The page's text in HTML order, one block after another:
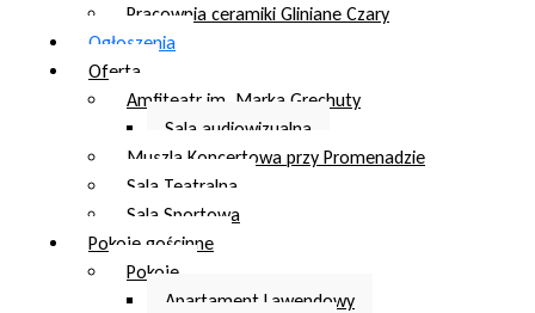
Pracownia ceramiki Gliniane Czary
Ogłoszenia
Oferta
Amfiteatr im. Marka Grechuty
Sala audiowizualna
Muszla Koncertowa przy Promenadzie
Sala Teatralna
Sala Sportowa
Pokoje gościnne
Pokoje
Apartament Lawendowy